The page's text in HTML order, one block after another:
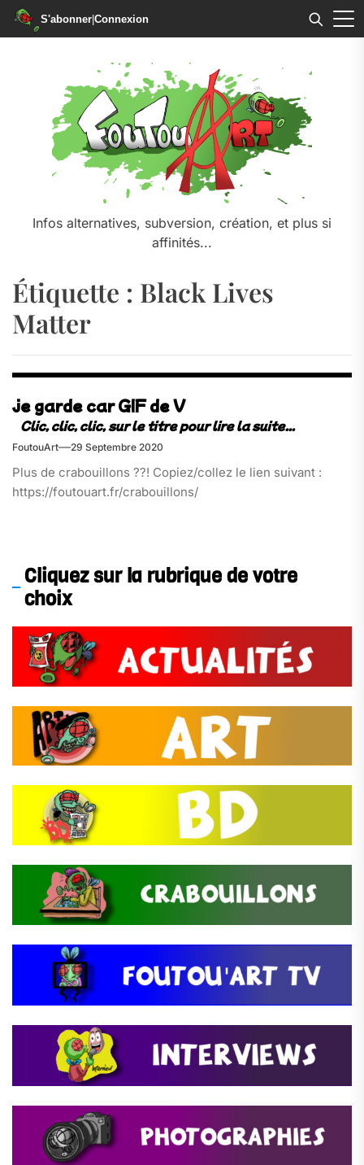
S'abonner|Connexion
Infos alternatives, subversion, création, et plus si
affinités...
Étiquette : Black Lives
Matter
je garde car GIF de V
FoutouArt 29 Septembre 2020
Plus de crabouillons ??! Copiez/collez le lien suivant :
https://foutouart.fr/crabouillons/
Cliquez sur la rubrique de votre
choix